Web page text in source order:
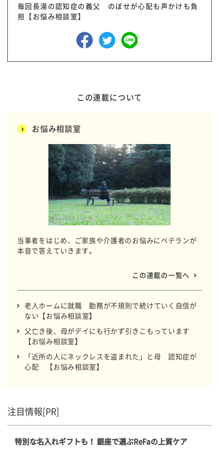
毎回長湯の認知症の義父 のぼせが心配も声かけも負
担【お悩み相談室】
この連載について
お悩み相談室
当事者をはじめ、ご家族や介護者のお悩みにベテランが
本音で答えていきます。
この連載の一覧へ
老人ホームに就職 勤務が不規則で続けていく自信が
ない【お悩み相談室】
父亡き後、母がデイにも行かず引きこもっています
【お悩み相談室】
「近所の人にネックレスを盗まれた」と母 認知症が
心配 【お悩み相談室】
注目情報[PR]
特別な名入れギフトも！ 銀座で選ぶReFaの上質ケア